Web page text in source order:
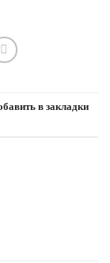
в закладки